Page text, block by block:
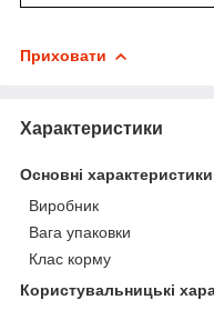
Приховати
Характеристики
Основні характеристики
Виробник
Вага упаковки
Клас корму
Користувальницькі